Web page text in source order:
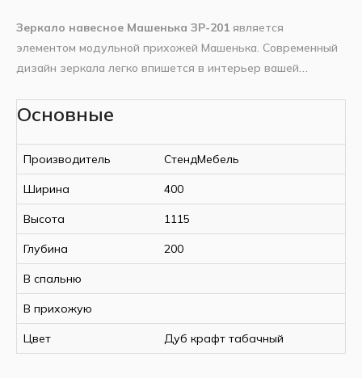
Зеркало навесное Машенька ЗР-201 является
элементом модульной прихожей Машенька. Современный
дизайн зеркала легко впишется в интерьер вашей
высококачественного ЛДСП.
Цвет:
Дуб крафт
табачный
Спецификация:
Основные
Производитель СтендМебель
Ширина 400
Высота 1115
Глубина 200
В спальню
В прихожую
Цвет Дуб крафт табачный